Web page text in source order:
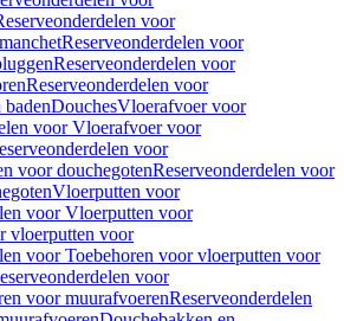
voor
Reserveonderdelen voor
Reserveonderdelen voor
Reserveonderdelen voor
badenDouchesVloerafvoer voor
voor Vloerafvoer voor
voor
voor douchegotenReserveonderdelen voor
Vloerputten voor
voor Vloerputten voor
vloerputten voor
voor Toebehoren voor vloerputten voor
voor
voor muurafvoerenReserveonderdelen